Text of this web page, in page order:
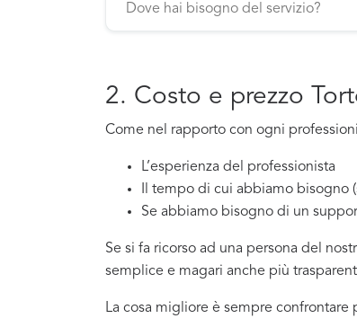
2. Costo e prezzo
Come nel rapporto con ogni
L’esperienza del professionista
Il tempo di cui abbiamo bisogno
Se abbiamo bisogno di un
Se si fa ricorso ad una persona del
semplice e magari anche più
La cosa migliore è sempre